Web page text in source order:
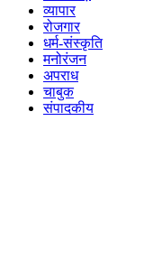
व्यापार
रोजगार
धर्म-संस्कृति
मनोरंजन
अपराध
चाबुक
संपादकीय